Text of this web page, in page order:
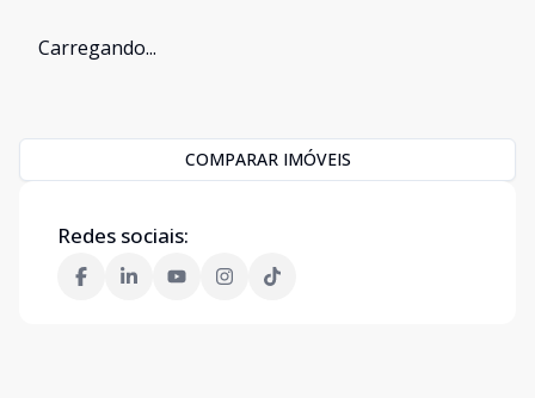
Carregando...
COMPARAR IMÓVEIS
Redes sociais: